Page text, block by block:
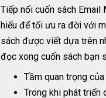
Tiếp nối cuốn sách
hiểu để tối ưu ra đời với
sách được viết dựa trên
đọc xong cuốn sách bạn
Tầm quan trọng
Trong khi phát triển